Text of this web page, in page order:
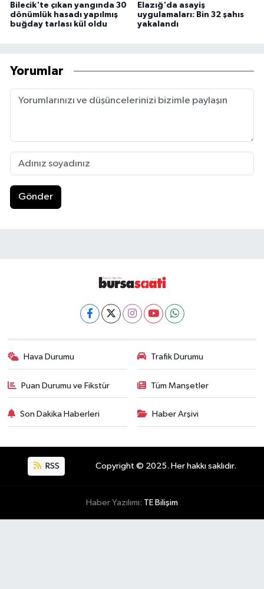
Bilecik'te çıkan yangında 30
dönümlük hasadı yapılmış
buğday tarlası kül oldu
Elazığ'da asayiş
uygulamaları: Bin 32 şahıs
yakalandı
Yorumlar
Gönder
Hava Durumu Trafik Durumu
Puan Durumu ve Fikstür Tüm Manşetler
Son Dakika Haberleri Haber Arşivi
RSS Copyright © 2025. Her hakkı saklıdır.
Haber Yazılımı: TE Bilişim